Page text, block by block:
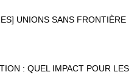
UNIONS SANS FRONTIÈRE
: QUEL IMPACT POUR LES